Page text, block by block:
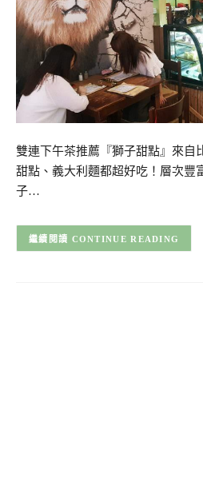
雙連下午茶推薦『獅子甜點』來自
甜點、義大利麵都超好吃！層次豐
子…
CONTINUE READING